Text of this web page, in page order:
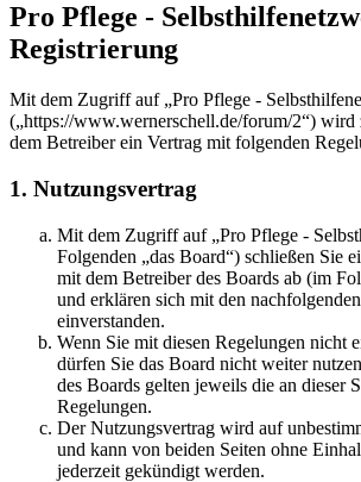
Pro Pflege -
Registrierung
Mit dem Zugriff auf „Pro Pflege -
(„https://www.wernerschell.de/forum/2“) wird
dem Betreiber ein Vertrag mit folgenden
1. Nutzungsvertrag
Mit dem Zugriff auf „Pro Pflege -
Folgenden „das Board“) schließen Sie
mit dem Betreiber des Boards ab (im
und erklären sich mit den
einverstanden.
Wenn Sie mit diesen Regelungen nicht
dürfen Sie das Board nicht weiter
des Boards gelten jeweils die an dieser
Regelungen.
Der Nutzungsvertrag wird auf
und kann von beiden Seiten ohne
jederzeit gekündigt werden.